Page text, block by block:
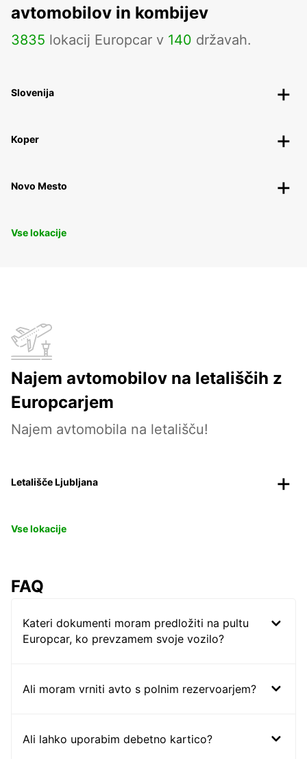
avtomobilov in kombijev
3835 lokacij Europcar v 140 državah.
Slovenija
Koper
Novo Mesto
Vse lokacije
Najem avtomobilov na letališčih z
Europcarjem
Najem avtomobila na letališču!
Letališče Ljubljana
Vse lokacije
FAQ
Kateri dokumenti moram predložiti na pultu
Europcar, ko prevzamem svoje vozilo?
Ali moram vrniti avto s polnim rezervoarjem?
Ali lahko uporabim debetno kartico?